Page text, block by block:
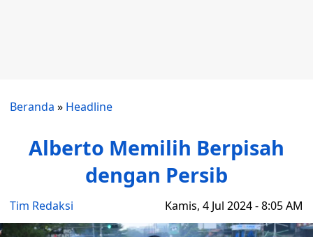
Beranda » Headline
Alberto Memilih Berpisah
dengan Persib
Tim Redaksi Kamis, 4 Jul 2024 - 8:05 AM